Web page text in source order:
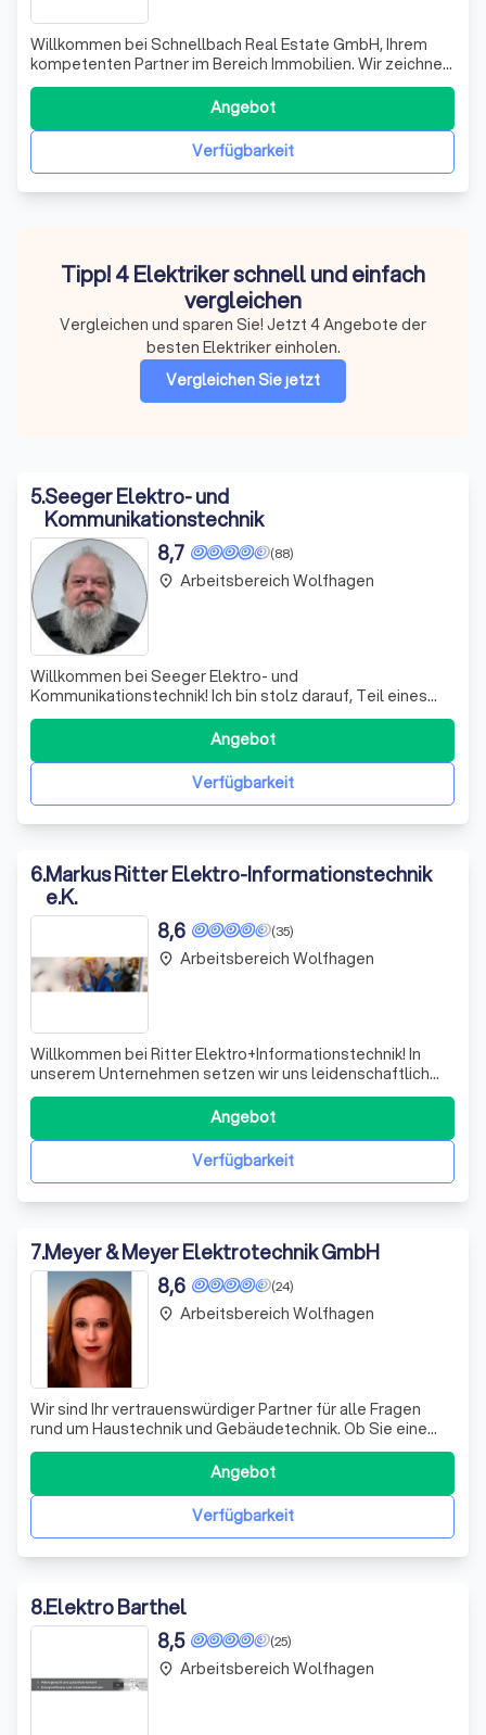
Willkommen bei Schnellbach Real Estate GmbH, Ihrem
kompetenten Partner im Bereich Immobilien. Wir zeichnen
uns durch unsere umfassende Expertise und unser
Engagement aus, um Ihnen maßgeschneiderte Lösungen
zu bieten. Unser Team aus erfahrenen Fachleuten
versteht die Dynamik des Immobilienmarktes und
Verfügbarkeit
Angebot
Tipp! 4 Elektriker schnell und einfach
vergleichen
Vergleichen und sparen Sie! Jetzt 4 Angebote der
besten Elektriker einholen.
Vergleichen Sie jetzt
5.Seeger Elektro- und
Kommunikationstechnik
(88)
8,7
Willkommen bei Seeger Elektro- und
Kommunikationstechnik! Ich bin stolz darauf, Teil eines
Teams zu sein, das nicht nur durch Fachkompetenz,
sondern auch durch ein familiäres Miteinander besticht.
Bei uns wird jeder Mitarbeiter herzlich empfangen und in
die Gemeinschaft integriert. Flache Hierarchie
Verfügbarkeit
Angebot
place Arbeitsbereich Wolfhagen
6.Markus Ritter Elektro-Informationstechnik
e.K.
(35)
8,6
Willkommen bei Ritter Elektro+Informationstechnik! In
unserem Unternehmen setzen wir uns leidenschaftlich
dafür ein, Ihnen zu helfen, nachhaltiges und
kosteneffizientes Wohnen zu realisieren. Wir wissen, dass
Elektrogeräte, insbesondere Heizungen, einen
erheblichen Teil des Energieverbrauchs in Ihre
Verfügbarkeit
Angebot
place Arbeitsbereich Wolfhagen
7.Meyer & Meyer Elektrotechnik GmbH
(24)
8,6
Wir sind Ihr vertrauenswürdiger Partner für alle Fragen
rund um Haustechnik und Gebäudetechnik. Ob Sie eine
neue Haustechnik benötigen, Informationen über
Photovoltaik für Ihr Eigenheim suchen oder Ideen zu
Smart-Home umsetzen möchten, wir sind für Sie da.
Unser Team arbeitet sich sorgfältig in Ihre
Verfügbarkeit
Angebot
place Arbeitsbereich Wolfhagen
8.Elektro Barthel
(25)
8,5
place Arbeitsbereich Wolfhagen